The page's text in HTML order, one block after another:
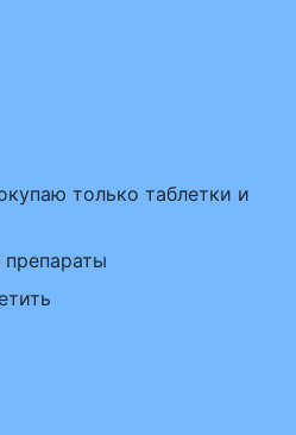
только таблетки и